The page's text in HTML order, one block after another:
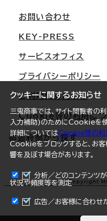
クッキーに関するお知らせ
三鬼商事では、サイト閲覧者の
入力補助)のためにCookieを使
詳細についてはCookie等の利
Cookieをブロックすると、お
響を及ぼす場合があります。
分析／どのコンテンツ
状況や頻度等を測定
広告／お客様に合わせ
オフィス移転Q&A
大阪
名古屋
札幌
仙台
横浜
福岡
オフィスリポート
ログイン
お問い合わせ
KEY-PRESS
サービスオフィス
プライバシーポリシー
ご利用にあたって
Cookie等の利用につ
都道府県から探す
北海道
青森県
Copyright